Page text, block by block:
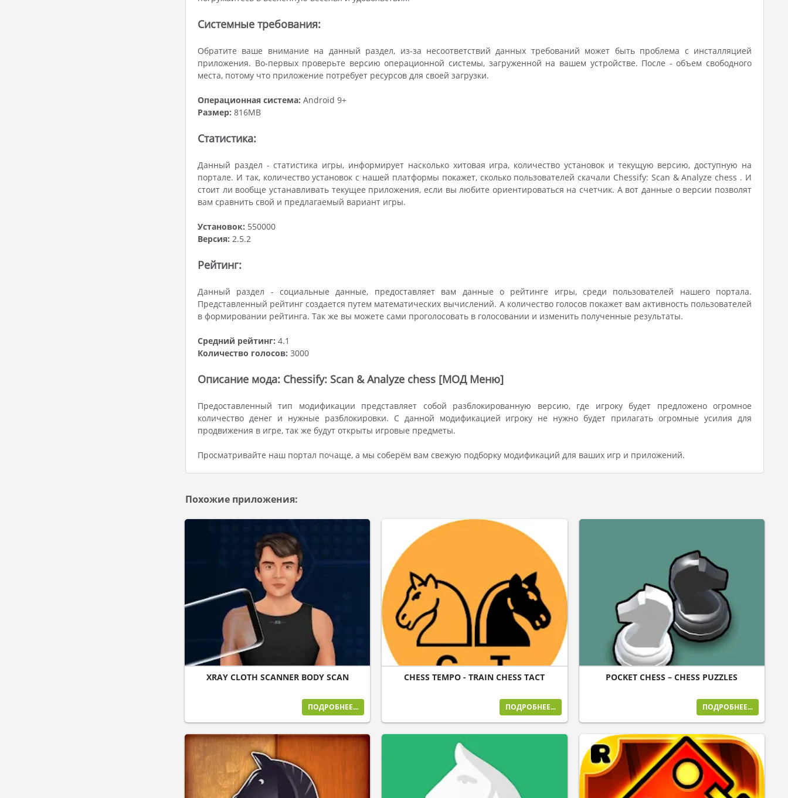
Системные требования:
Обратите ваше внимание на данный раздел, из-за несоответствий данных требований может быть проблема с инсталляцией
приложения. Во-первых проверьте версию операционной системы, загруженной на вашем устройстве. После - объем свободного
места, потому что приложение потребует ресурсов для своей загрузки.
Операционная система: Android 9+
Размер: 816MB
Статистика:
Данный раздел - статистика игры, информирует насколько хитовая игра, количество установок и текущую версию, доступную на
портале. И так, количество установок с нашей платформы покажет, сколько пользователей скачали Chessify: Scan & Analyze chess . И
стоит ли вообще устанавливать текущее приложения, если вы любите ориентироваться на счетчик. А вот данные о версии позволят
вам сравнить свой и предлагаемый вариант игры.
Установок: 550000
Версия: 2.5.2
Рейтинг:
Данный раздел - социальные данные, предоставляет вам данные о рейтинге игры, среди пользователей нашего портала.
Представленный рейтинг создается путем математических вычислений. А количество голосов покажет вам активность пользователей
в формировании рейтинга. Так же вы можете сами проголосовать в голосовании и изменить полученные результаты.
Средний рейтинг: 4.1
Количество голосов: 3000
Описание мода: Chessify: Scan & Analyze chess [МОД Меню]
Предоставленный тип модификации представляет собой разблокированную версию, где игроку будет предложено огромное
количество денег и нужные разблокировки. С данной модификацией игроку не нужно будет прилагать огромные усилия для
продвижения в игре, так же будут открыты игровые предметы.
Просматривайте наш портал почаще, а мы соберём вам свежую подборку модификаций для ваших игр и приложений.
Похожие приложения:
XRAY CLOTH SCANNER BODY SCAN
ПОДРОБНЕЕ...
CHESS TEMPO - TRAIN CHESS TACT
ПОДРОБНЕЕ...
POCKET CHESS – CHESS PUZZLES
ПОДРОБНЕЕ...